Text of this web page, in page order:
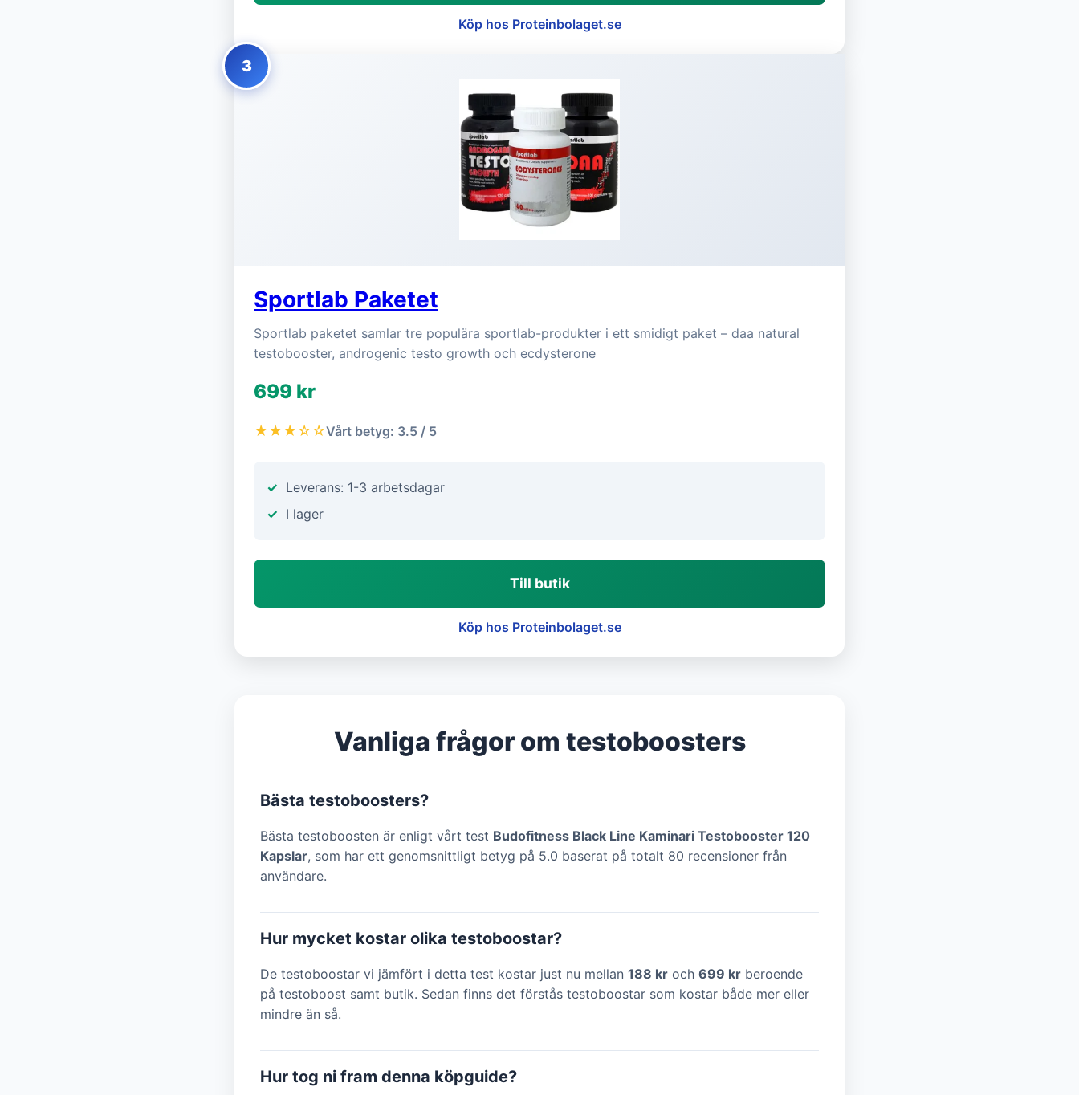
Köp hos Proteinbolaget.se
3
Sportlab Paketet
Sportlab paketet samlar tre populära sportlab-produkter i ett smidigt paket – daa natural
testobooster, androgenic testo growth och ecdysterone
699 kr
★★★☆☆Vårt betyg: 3.5 / 5
Leverans: 1-3 arbetsdagar
I lager
Till butik
Köp hos Proteinbolaget.se
Vanliga frågor om testoboosters
Bästa testoboosters?
Bästa testoboosten är enligt vårt test Budofitness Black Line Kaminari Testobooster 120
Kapslar, som har ett genomsnittligt betyg på 5.0 baserat på totalt 80 recensioner från
användare.
Hur mycket kostar olika testoboostar?
De testoboostar vi jämfört i detta test kostar just nu mellan 188 kr och 699 kr beroende
på testoboost samt butik. Sedan finns det förstås testoboostar som kostar både mer eller
mindre än så.
Hur tog ni fram denna köpguide?